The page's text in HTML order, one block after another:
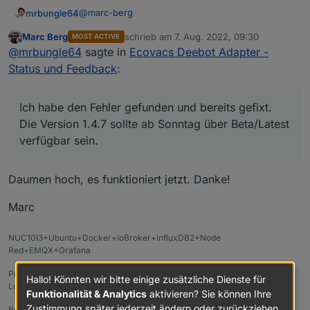
mrbungle64@marc-berg
Auf der zweiten Instanz, die vom Fehler
betroffen ist, ein "Deebot Slim2". Die
Fehlermeldung im Log lautet "Error while
während ich den Button "clean" betätige
Ich habe den Fehler gefunden und bereits gefixt.
Beta/Latest verfügbar sein.
Offline
Marc Berg MOST ACTIVE schrieb am 7. Aug. 2022, 09:30
zuletzt editiert von
@mrbungle64 sagte in Ecovacs Deebot Adapter -
Status und Feedback:
Ich habe den Fehler gefunden und bereits gefixt.
Die Version 1.4.7 sollte ab Sonntag über Beta/Latest
verfügbar sein.
Daumen hoch, es funktioniert jetzt. Danke!
Marc
NUC10I3+Ubuntu+Docker+ioBroker+influxDB2+Node
Red+EMQX+Grafana
Pi-hole, Traefik, Checkmk, Conbee II+Zigbee2MQTT, ESPSomfy-RTS,
LoRaWAN
Hallo! Könnten wir bitte einige zusätzliche Dienste für
Funktionalität & Analytics aktivieren? Sie können Ihre